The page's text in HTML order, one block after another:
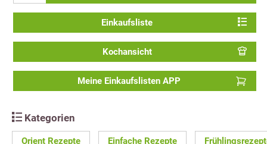
Einkaufsliste
Kochansicht
Meine Einkaufslisten APP
Kategorien
Orient Rezepte Einfache Rezepte